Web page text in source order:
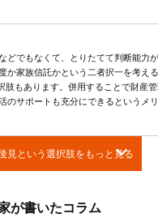
どでもなくて、とりたてて判断能力
か家族信託かという二者択一を考え
肢もあります。併用することで財産
のサポートも充分にできるというメ
見という選択肢をもっと見る
が書いたコラム